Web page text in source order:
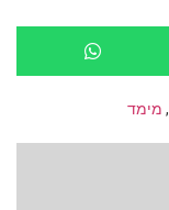
, מימד